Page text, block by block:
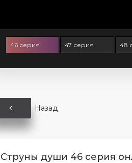
46 серия 47 серия 48
Назад
Струны души 46 серия